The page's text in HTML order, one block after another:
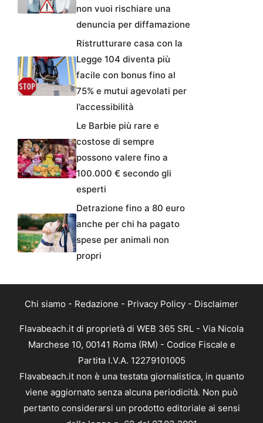
non vuoi rischiare una
denuncia per diffamazione
Ristrutturare casa con la
Legge 104 diventa più
facile con bonus fino al
75% e mutui agevolati per
l’accessibilità
Le Barbie più rare e
costose di sempre
possono valere fino a
100.000 € secondo gli
esperti
Detrazione fino a 80 euro
anche per chi ha pagato
spese per animali non
propri
Chi siamo - Redazione - Privacy Policy - Disclaimer
Flavabeach.it di proprietà di WEB 365 SRL - Via Nicola
Marchese 10, 00141 Roma (RM) - Codice Fiscale e
Partita I.V.A. 12279101005
Flavabeach.it non è una testata giornalistica, in quanto
viene aggiornato senza alcuna periodicità. Non può
pertanto considerarsi un prodotto editoriale ai sensi